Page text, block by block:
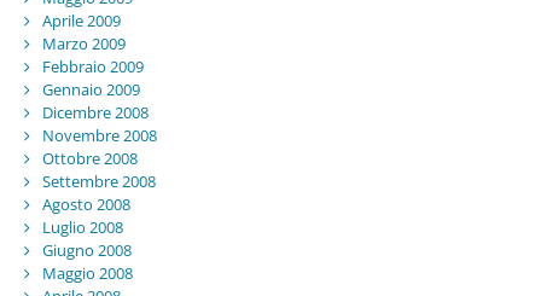
Aprile 2009
Marzo 2009
Febbraio 2009
Gennaio 2009
Dicembre 2008
Novembre 2008
Ottobre 2008
Settembre 2008
Agosto 2008
Luglio 2008
Giugno 2008
Maggio 2008